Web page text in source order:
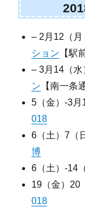
– 2月12（月
ション 【駅
– 3月14（水
ン 【南一条
5（金）-3月
018
6（土）7（
博
6（土）-14
19（金）20
018